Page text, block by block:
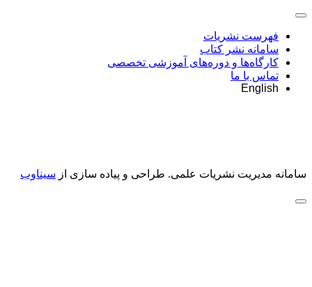
فهرست نشریات
سامانه نشر کتاب
کارگاه‌ها و دوره‌های آموزشی تخصصی
تماس با ما
English
سامانه مدیریت نشریات علمی. طراحی و پیاده سازی از سیناوب